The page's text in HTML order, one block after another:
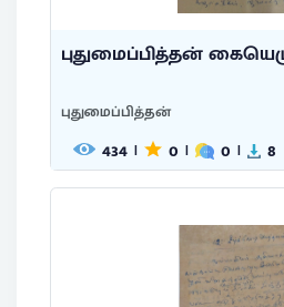
புதுமைப்பித்தன்
புதுமைப்பித்தன்
434 | 0 | 0 | 8